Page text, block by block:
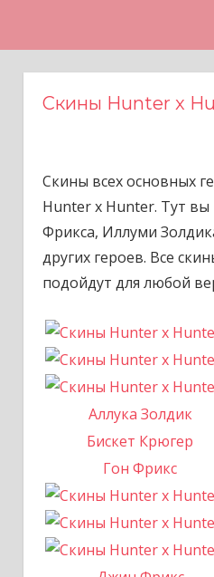
Скины Hunter x
Скины всех основных
Hunter x Hunter. Тут вы
Фрикса, Иллуми
других героев. Все
подойдут для любой
Аллука Золдик
Бискет Крюгер
Гон Фрикс